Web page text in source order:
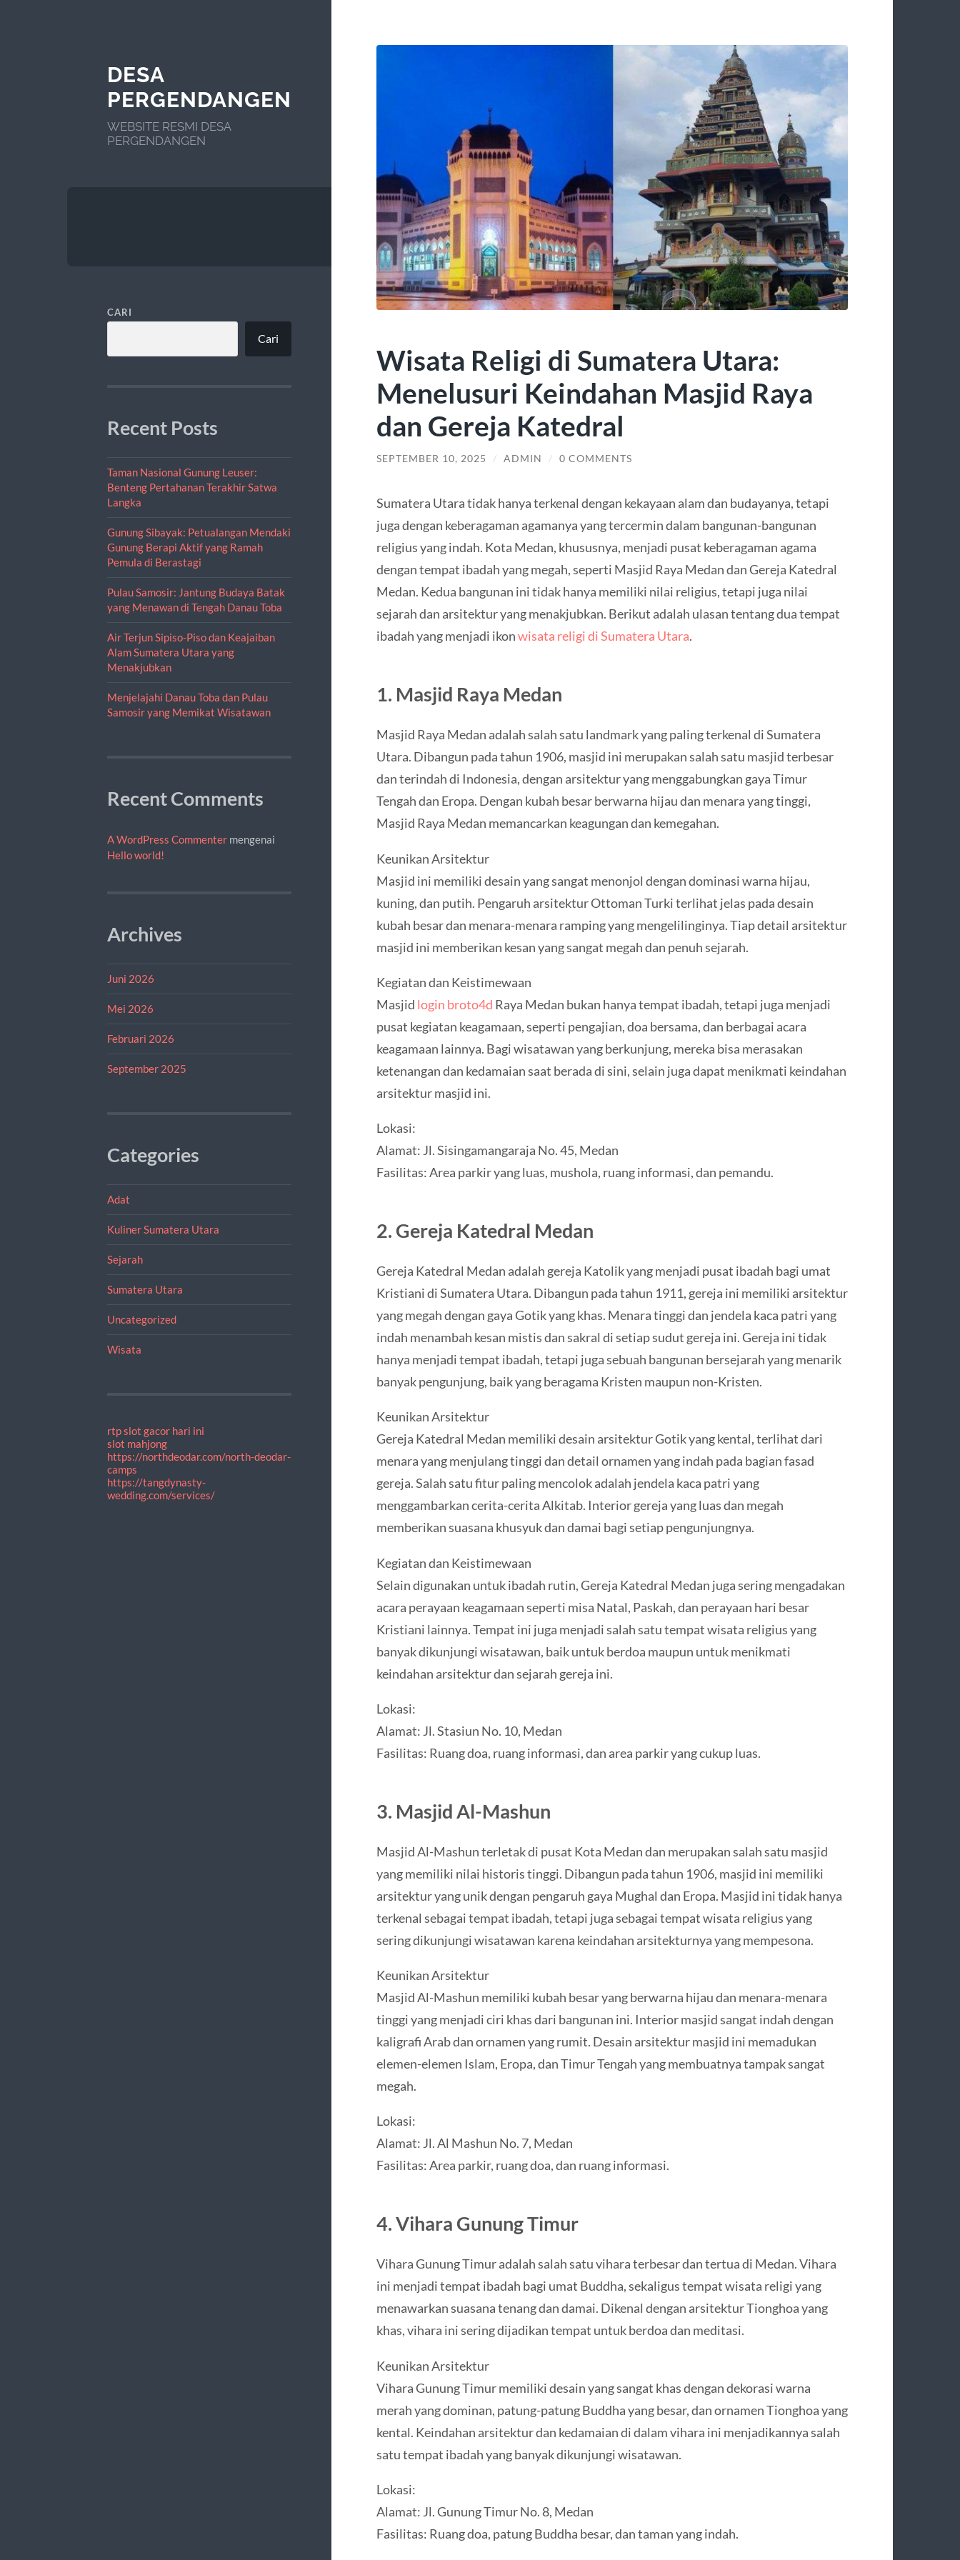
DESA
PERGENDANGEN
WEBSITE RESMI DESA
PERGENDANGEN
CARI
Cari
Recent Posts
Taman Nasional Gunung Leuser:
Benteng Pertahanan Terakhir Satwa
Langka
Gunung Sibayak: Petualangan Mendaki
Gunung Berapi Aktif yang Ramah
Pemula di Berastagi
Pulau Samosir: Jantung Budaya Batak
yang Menawan di Tengah Danau Toba
Air Terjun Sipiso-Piso dan Keajaiban
Alam Sumatera Utara yang
Menakjubkan
Menjelajahi Danau Toba dan Pulau
Samosir yang Memikat Wisatawan
Recent Comments
A WordPress Commentermengenai
Hello world!
Archives
Juni 2026
Mei 2026
Februari 2026
September 2025
Categories
Adat
Kuliner Sumatera Utara
Sejarah
Sumatera Utara
Uncategorized
Wisata
rtp slot gacor hari ini
slot mahjong
https://northdeodar.com/north-deodar-
camps
https://tangdynasty-
wedding.com/services/
Wisata Religi di Sumatera Utara:
Menelusuri Keindahan Masjid Raya
dan Gereja Katedral
SEPTEMBER 10, 2025 / ADMIN / 0 COMMENTS
Sumatera Utara tidak hanya terkenal dengan kekayaan alam dan budayanya, tetapi
juga dengan keberagaman agamanya yang tercermin dalam bangunan-bangunan
religius yang indah. Kota Medan, khususnya, menjadi pusat keberagaman agama
dengan tempat ibadah yang megah, seperti Masjid Raya Medan dan Gereja Katedral
Medan. Kedua bangunan ini tidak hanya memiliki nilai religius, tetapi juga nilai
sejarah dan arsitektur yang menakjubkan. Berikut adalah ulasan tentang dua tempat
ibadah yang menjadi ikonwisata religi di Sumatera Utara.
1. Masjid Raya Medan
Masjid Raya Medan adalah salah satu landmark yang paling terkenal di Sumatera
Utara. Dibangun pada tahun 1906, masjid ini merupakan salah satu masjid terbesar
dan terindah di Indonesia, dengan arsitektur yang menggabungkan gaya Timur
Tengah dan Eropa. Dengan kubah besar berwarna hijau dan menara yang tinggi,
Masjid Raya Medan memancarkan keagungan dan kemegahan.
Keunikan Arsitektur
Masjid ini memiliki desain yang sangat menonjol dengan dominasi warna hijau,
kuning, dan putih. Pengaruh arsitektur Ottoman Turki terlihat jelas pada desain
kubah besar dan menara-menara ramping yang mengelilinginya. Tiap detail arsitektur
masjid ini memberikan kesan yang sangat megah dan penuh sejarah.
Kegiatan dan Keistimewaan
Masjid login broto4d Raya Medan bukan hanya tempat ibadah, tetapi juga menjadi
pusat kegiatan keagamaan, seperti pengajian, doa bersama, dan berbagai acara
keagamaan lainnya. Bagi wisatawan yang berkunjung, mereka bisa merasakan
ketenangan dan kedamaian saat berada di sini, selain juga dapat menikmati keindahan
arsitektur masjid ini.
Lokasi:
Alamat: Jl. Sisingamangaraja No. 45, Medan
Fasilitas: Area parkir yang luas, mushola, ruang informasi, dan pemandu.
2. Gereja Katedral Medan
Gereja Katedral Medan adalah gereja Katolik yang menjadi pusat ibadah bagi umat
Kristiani di Sumatera Utara. Dibangun pada tahun 1911, gereja ini memiliki arsitektur
yang megah dengan gaya Gotik yang khas. Menara tinggi dan jendela kaca patri yang
indah menambah kesan mistis dan sakral di setiap sudut gereja ini. Gereja ini tidak
hanya menjadi tempat ibadah, tetapi juga sebuah bangunan bersejarah yang menarik
banyak pengunjung, baik yang beragama Kristen maupun non-Kristen.
Keunikan Arsitektur
Gereja Katedral Medan memiliki desain arsitektur Gotik yang kental, terlihat dari
menara yang menjulang tinggi dan detail ornamen yang indah pada bagian fasad
gereja. Salah satu fitur paling mencolok adalah jendela kaca patri yang
menggambarkan cerita-cerita Alkitab. Interior gereja yang luas dan megah
memberikan suasana khusyuk dan damai bagi setiap pengunjungnya.
Kegiatan dan Keistimewaan
Selain digunakan untuk ibadah rutin, Gereja Katedral Medan juga sering mengadakan
acara perayaan keagamaan seperti misa Natal, Paskah, dan perayaan hari besar
Kristiani lainnya. Tempat ini juga menjadi salah satu tempat wisata religius yang
banyak dikunjungi wisatawan, baik untuk berdoa maupun untuk menikmati
keindahan arsitektur dan sejarah gereja ini.
Lokasi:
Alamat: Jl. Stasiun No. 10, Medan
Fasilitas: Ruang doa, ruang informasi, dan area parkir yang cukup luas.
3. Masjid Al-Mashun
Masjid Al-Mashun terletak di pusat Kota Medan dan merupakan salah satu masjid
yang memiliki nilai historis tinggi. Dibangun pada tahun 1906, masjid ini memiliki
arsitektur yang unik dengan pengaruh gaya Mughal dan Eropa. Masjid ini tidak hanya
terkenal sebagai tempat ibadah, tetapi juga sebagai tempat wisata religius yang
sering dikunjungi wisatawan karena keindahan arsitekturnya yang mempesona.
Keunikan Arsitektur
Masjid Al-Mashun memiliki kubah besar yang berwarna hijau dan menara-menara
tinggi yang menjadi ciri khas dari bangunan ini. Interior masjid sangat indah dengan
kaligrafi Arab dan ornamen yang rumit. Desain arsitektur masjid ini memadukan
elemen-elemen Islam, Eropa, dan Timur Tengah yang membuatnya tampak sangat
megah.
Lokasi:
Alamat: Jl. Al Mashun No. 7, Medan
Fasilitas: Area parkir, ruang doa, dan ruang informasi.
4. Vihara Gunung Timur
Vihara Gunung Timur adalah salah satu vihara terbesar dan tertua di Medan. Vihara
ini menjadi tempat ibadah bagi umat Buddha, sekaligus tempat wisata religi yang
menawarkan suasana tenang dan damai. Dikenal dengan arsitektur Tionghoa yang
khas, vihara ini sering dijadikan tempat untuk berdoa dan meditasi.
Keunikan Arsitektur
Vihara Gunung Timur memiliki desain yang sangat khas dengan dekorasi warna
merah yang dominan, patung-patung Buddha yang besar, dan ornamen Tionghoa yang
kental. Keindahan arsitektur dan kedamaian di dalam vihara ini menjadikannya salah
satu tempat ibadah yang banyak dikunjungi wisatawan.
Lokasi:
Alamat: Jl. Gunung Timur No. 8, Medan
Fasilitas: Ruang doa, patung Buddha besar, dan taman yang indah.